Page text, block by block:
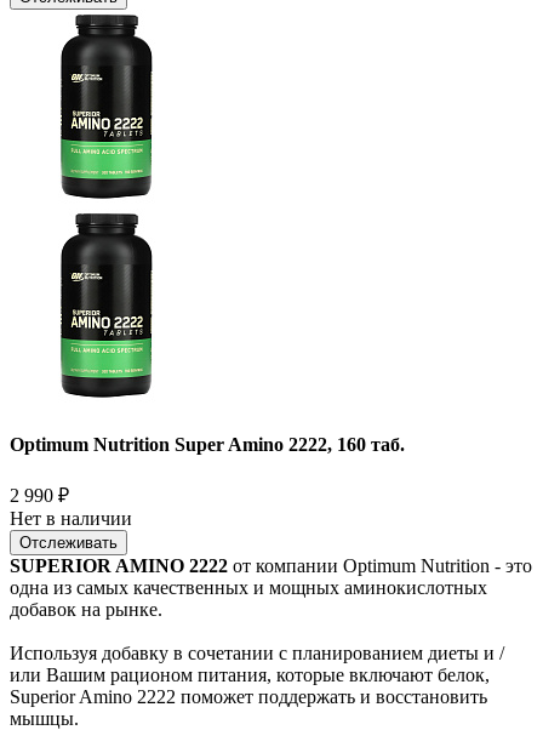
Optimum Nutrition Super Amino 2222, 160 таб.
2 990 ₽
Нет в наличии
Отслеживать
SUPERIOR AMINO 2222 от компании Optimum Nutrition - это
одна из самых качественных и мощных аминокислотных
добавок на рынке.
Используя добавку в сочетании с планированием диеты и /
или Вашим рационом питания, которые включают белок,
Superior Amino 2222 поможет поддержать и восстановить
мышцы.